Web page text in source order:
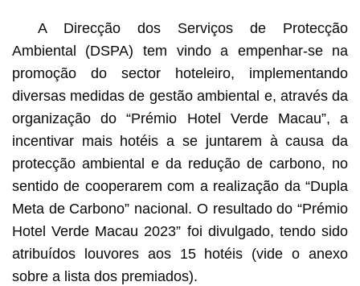
A Direcção dos Serviços de Protecção
Ambiental (DSPA) tem vindo a empenhar-se na
promoção do sector hoteleiro, implementando
diversas medidas de gestão ambiental e, através da
organização do “Prémio Hotel Verde Macau”, a
incentivar mais hotéis a se juntarem à causa da
protecção ambiental e da redução de carbono, no
sentido de cooperarem com a realização da “Dupla
Meta de Carbono” nacional. O resultado do “Prémio
Hotel Verde Macau 2023” foi divulgado, tendo sido
atribuídos louvores aos 15 hotéis (vide o anexo
sobre a lista dos premiados).